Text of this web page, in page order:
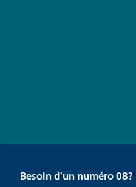
Besoin d'un numéro 08?